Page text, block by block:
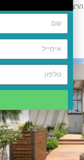
פיתוח. הסטודיו